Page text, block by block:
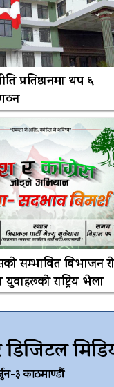
प्रतिष्ठानमा थप ६
सम्भावित बिभाजन
युवाहरूकाे राष्ट्रिय भेला
३ काठमाण्डौं